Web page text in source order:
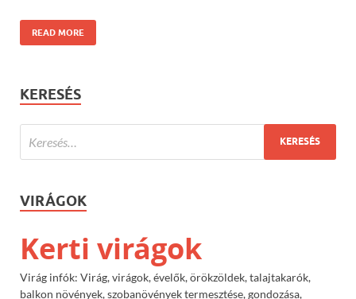
READ MORE
KERESÉS
VIRÁGOK
Kerti virágok
Virág infók: Virág, virágok, évelők, örökzöldek, talajtakarók,
balkon növények, szobanövények termesztése, gondozása,